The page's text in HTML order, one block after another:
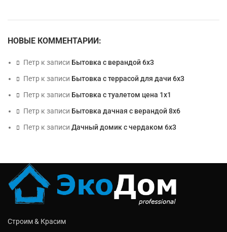
НОВЫЕ КОММЕНТАРИИ:
Петр к записи Бытовка с верандой 6х3
Петр к записи Бытовка с террасой для дачи 6х3
Петр к записи Бытовка с туалетом цена 1х1
Петр к записи Бытовка дачная с верандой 8х6
Петр к записи Дачный домик с чердаком 6х3
Строим & Красим